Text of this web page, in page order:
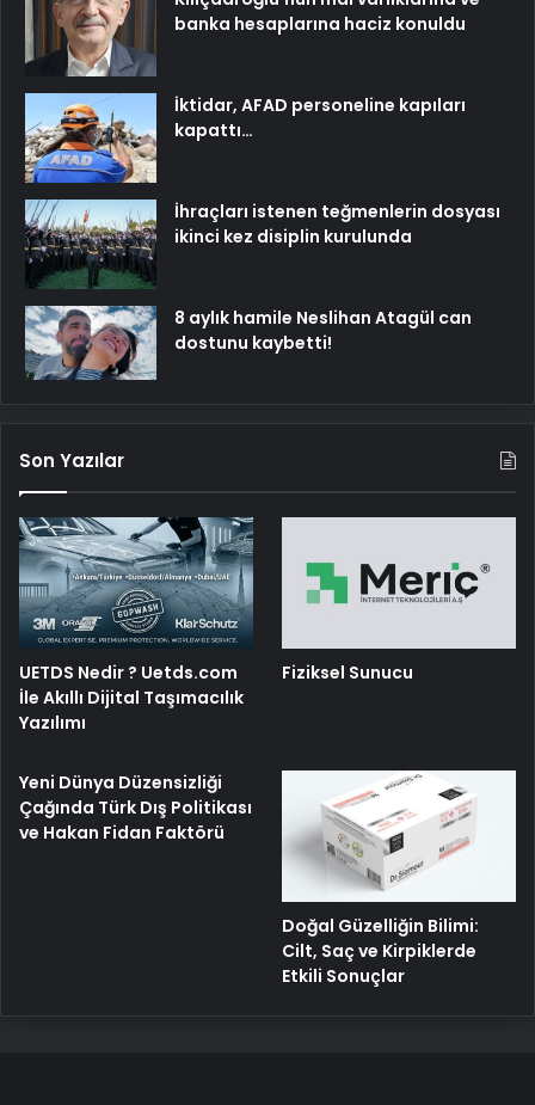
banka hesaplarına haciz konuldu
İktidar, AFAD personeline kapıları
kapattı…
İhraçları istenen teğmenlerin dosyası
ikinci kez disiplin kurulunda
8 aylık hamile Neslihan Atagül can
dostunu kaybetti!
Son Yazılar
UETDS Nedir ? Uetds.com
İle Akıllı Dijital Taşımacılık
Yazılımı
Fiziksel Sunucu
Yeni Dünya Düzensizliği
Çağında Türk Dış Politikası
ve Hakan Fidan Faktörü
Doğal Güzelliğin Bilimi:
Cilt, Saç ve Kirpiklerde
Etkili Sonuçlar